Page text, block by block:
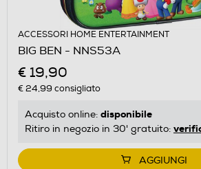
ACCESSORI HOME ENTERTAINMENT
BIG BEN - NNS53A
€ 19,90
€ 24,99 consigliato
Acquisto online: disponibile
Ritiro in negozio in 30' gratuito:
AGGIUNGI